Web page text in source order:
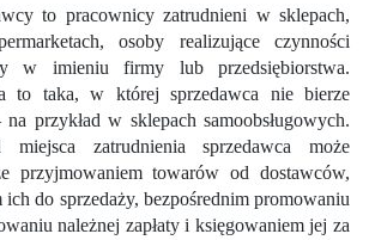
to pracownicy zatrudnieni w sklepach,
osoby realizujące czynności
w imieniu firmy lub przedsiębiorstwa.
to taka, w której sprzedawca nie bierze
na przykład w sklepach samoobsługowych.
zatrudnienia sprzedawca może
przyjmowaniem towarów od dostawców,
do sprzedaży, bezpośrednim promowaniu
należnej zapłaty i księgowaniem jej za